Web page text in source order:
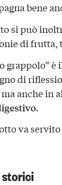
bene
si può
di frutta,
grappolo” è
di
ma anche in
.
va